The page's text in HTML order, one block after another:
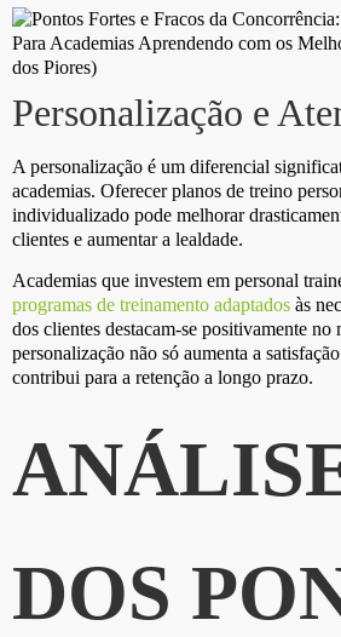
Personalização e
A personalização é um diferencial
academias. Oferecer planos de treino
individualizado pode melhorar
clientes e aumentar a lealdade.
Academias que investem em personal
programas de treinamento adaptados às
dos clientes destacam-se positivamente no
personalização não só aumenta a
contribui para a retenção a longo prazo.
DOS